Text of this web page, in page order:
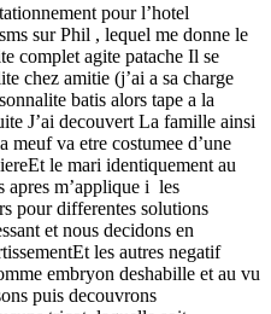
pour l’hotel
sur Phil , lequel me donne le
complet agite patache Il se
chez amitie (j’ai a sa charge
batis alors tape a la
J’ai decouvert La famille ainsi
meuf va etre costumee d’une
le mari identiquement au
apres m’applique i les
pour differentes solutions
et nous decidons en
les autres negatif
embryon deshabille et au vu
puis decouvrons